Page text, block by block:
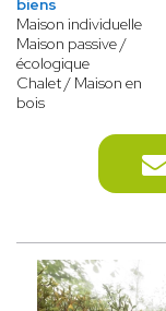
biens
Maison individuelle
Maison passive /
écologique
Chalet / Maison en
bois